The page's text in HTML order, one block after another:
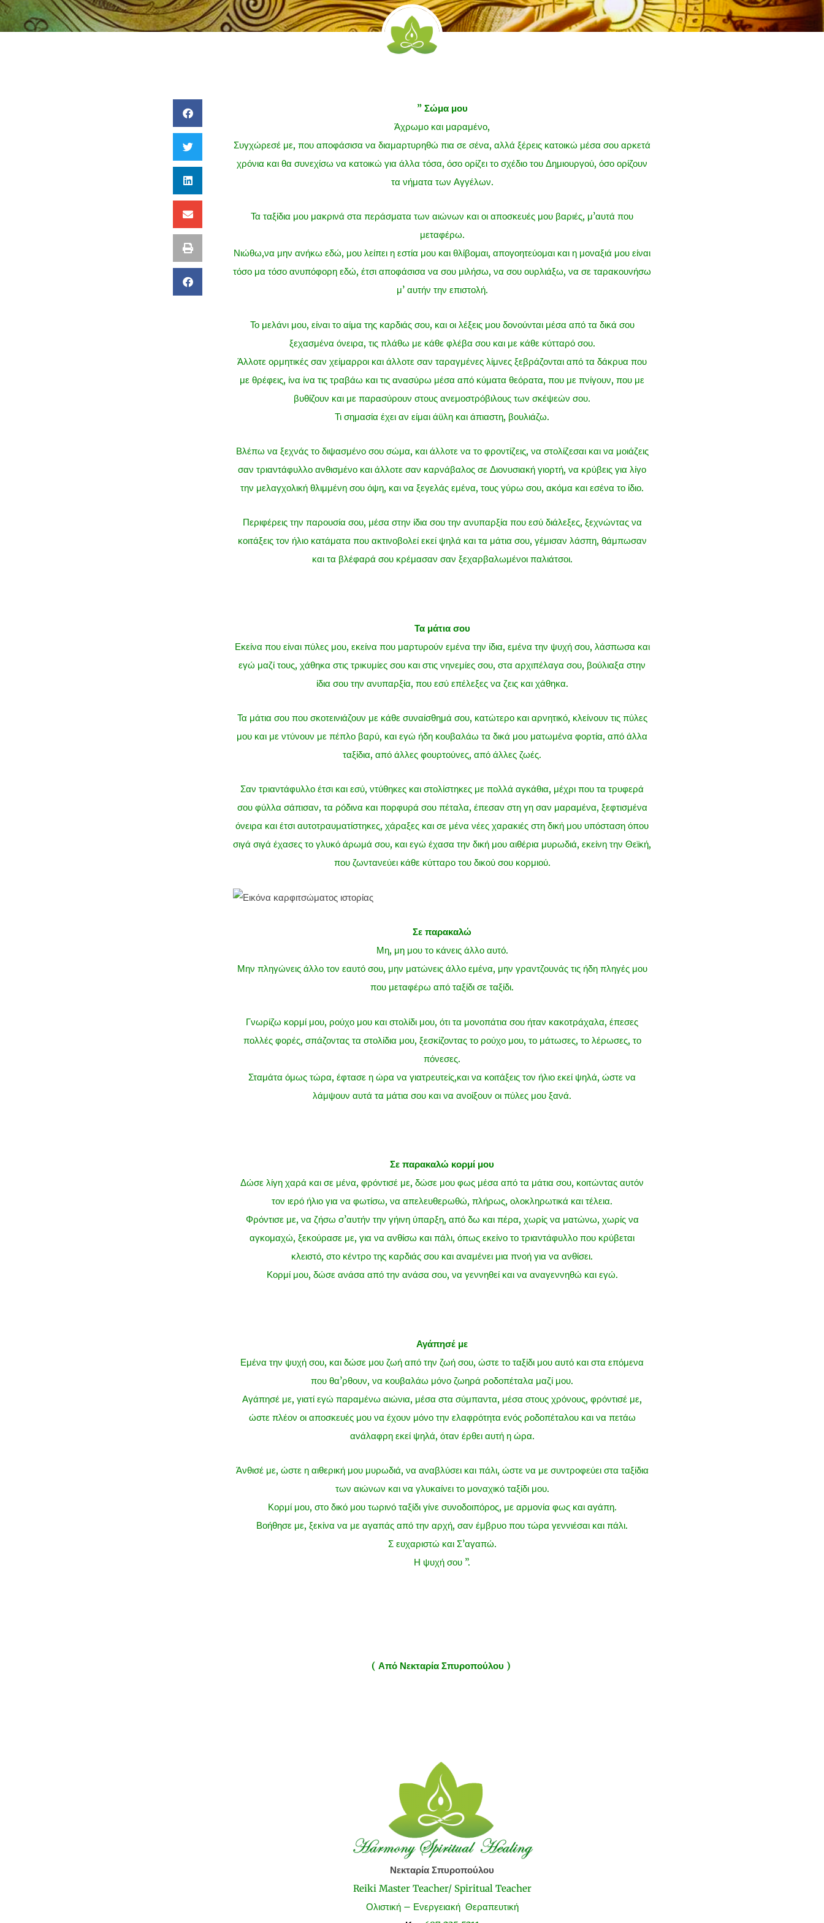
” Σώμα μου
Άχρωμο και μαραμένο,
Συγχώρεσέ με, που αποφάσισα να διαμαρτυρηθώ πια σε σένα, αλλά ξέρεις κατοικώ μέσα σου αρκετά
χρόνια και θα συνεχίσω να κατοικώ για άλλα τόσα, όσο ορίζει το σχέδιο του Δημιουργού, όσο ορίζουν
τα νήματα των Αγγέλων.
Τα ταξίδια μου μακρινά στα περάσματα των αιώνων και οι αποσκευές μου βαριές, μ’αυτά που
μεταφέρω.
Νιώθω,να μην ανήκω εδώ, μου λείπει η εστία μου και θλίβομαι, απογοητεύομαι και η μοναξιά μου είναι
τόσο μα τόσο ανυπόφορη εδώ, έτσι αποφάσισα να σου μιλήσω, να σου ουρλιάξω, να σε ταρακουνήσω
μ’ αυτήν την επιστολή.
Το μελάνι μου, είναι το αίμα της καρδιάς σου, και οι λέξεις μου δονούνται μέσα από τα δικά σου
ξεχασμένα όνειρα, τις πλάθω με κάθε φλέβα σου και με κάθε κύτταρό σου.
Άλλοτε ορμητικές σαν χείμαρροι και άλλοτε σαν ταραγμένες λίμνες ξεβράζονται από τα δάκρυα που
με θρέφεις, ίνα ίνα τις τραβάω και τις ανασύρω μέσα από κύματα θεόρατα, που με πνίγουν, που με
βυθίζουν και με παρασύρουν στους ανεμοστρόβιλους των σκέψεών σου.
Τι σημασία έχει αν είμαι άϋλη και άπιαστη, βουλιάζω.
Βλέπω να ξεχνάς το διψασμένο σου σώμα, και άλλοτε να το φροντίζεις, να στολίζεσαι και να μοιάζεις
σαν τριαντάφυλλο ανθισμένο και άλλοτε σαν καρνάβαλος σε Διονυσιακή γιορτή, να κρύβεις για λίγο
την μελαγχολική θλιμμένη σου όψη, και να ξεγελάς εμένα, τους γύρω σου, ακόμα και εσένα το ίδιο.
Περιφέρεις την παρουσία σου, μέσα στην ίδια σου την ανυπαρξία που εσύ διάλεξες, ξεχνώντας να
κοιτάξεις τον ήλιο κατάματα που ακτινοβολεί εκεί ψηλά και τα μάτια σου, γέμισαν λάσπη, θάμπωσαν
και τα βλέφαρά σου κρέμασαν σαν ξεχαρβαλωμένοι παλιάτσοι.
Τα μάτια σου
Εκείνα που είναι πύλες μου, εκείνα που μαρτυρούν εμένα την ίδια, εμένα την ψυχή σου, λάσπωσα και
εγώ μαζί τους, χάθηκα στις τρικυμίες σου και στις νηνεμίες σου, στα αρχιπέλαγα σου, βούλιαξα στην
ίδια σου την ανυπαρξία, που εσύ επέλεξες να ζεις και χάθηκα.
Τα μάτια σου που σκοτεινιάζουν με κάθε συναίσθημά σου, κατώτερο και αρνητικό, κλείνουν τις πύλες
μου και με ντύνουν με πέπλο βαρύ, και εγώ ήδη κουβαλάω τα δικά μου ματωμένα φορτία, από άλλα
ταξίδια, από άλλες φουρτούνες, από άλλες ζωές.
Σαν τριαντάφυλλο έτσι και εσύ, ντύθηκες και στολίστηκες με πολλά αγκάθια, μέχρι που τα τρυφερά
σου φύλλα σάπισαν, τα ρόδινα και πορφυρά σου πέταλα, έπεσαν στη γη σαν μαραμένα, ξεφτισμένα
όνειρα και έτσι αυτοτραυματίστηκες, χάραξες και σε μένα νέες χαρακιές στη δική μου υπόσταση όπου
σιγά σιγά έχασες το γλυκό άρωμά σου, και εγώ έχασα την δική μου αιθέρια μυρωδιά, εκείνη την Θεϊκή,
που ζωντανεύει κάθε κύτταρο του δικού σου κορμιού.
Σε παρακαλώ
Μη, μη μου το κάνεις άλλο αυτό.
Μην πληγώνεις άλλο τον εαυτό σου, μην ματώνεις άλλο εμένα, μην γραντζουνάς τις ήδη πληγές μου
που μεταφέρω από ταξίδι σε ταξίδι.
Γνωρίζω κορμί μου, ρούχο μου και στολίδι μου, ότι τα μονοπάτια σου ήταν κακοτράχαλα, έπεσες
πολλές φορές, σπάζοντας τα στολίδια μου, ξεσκίζοντας το ρούχο μου, το μάτωσες, το λέρωσες, το
πόνεσες.
Σταμάτα όμως τώρα, έφτασε η ώρα να γιατρευτείς,και να κοιτάξεις τον ήλιο εκεί ψηλά, ώστε να
λάμψουν αυτά τα μάτια σου και να ανοίξουν οι πύλες μου ξανά.
Σε παρακαλώ κορμί μου
Δώσε λίγη χαρά και σε μένα, φρόντισέ με, δώσε μου φως μέσα από τα μάτια σου, κοιτώντας αυτόν
τον ιερό ήλιο για να φωτίσω, να απελευθερωθώ, πλήρως, ολοκληρωτικά και τέλεια.
Φρόντισε με, να ζήσω σ’αυτήν την γήινη ύπαρξη, από δω και πέρα, χωρίς να ματώνω, χωρίς να
αγκομαχώ, ξεκούρασε με, για να ανθίσω και πάλι, όπως εκείνο το τριαντάφυλλο που κρύβεται
κλειστό, στο κέντρο της καρδιάς σου και αναμένει μια πνοή για να ανθίσει.
Κορμί μου, δώσε ανάσα από την ανάσα σου, να γεννηθεί και να αναγεννηθώ και εγώ.
Αγάπησέ με
Εμένα την ψυχή σου, και δώσε μου ζωή από την ζωή σου, ώστε το ταξίδι μου αυτό και στα επόμενα
που θα’ρθουν, να κουβαλάω μόνο ζωηρά ροδοπέταλα μαζί μου.
Αγάπησέ με, γιατί εγώ παραμένω αιώνια, μέσα στα σύμπαντα, μέσα στους χρόνους, φρόντισέ με,
ώστε πλέον οι αποσκευές μου να έχουν μόνο την ελαφρότητα ενός ροδοπέταλου και να πετάω
ανάλαφρη εκεί ψηλά, όταν έρθει αυτή η ώρα.
Άνθισέ με, ώστε η αιθερική μου μυρωδιά, να αναβλύσει και πάλι, ώστε να με συντροφεύει στα ταξίδια
των αιώνων και να γλυκαίνει το μοναχικό ταξίδι μου.
Κορμί μου, στο δικό μου τωρινό ταξίδι γίνε συνοδοιπόρος, με αρμονία φως και αγάπη.
Βοήθησε με, ξεκίνα να με αγαπάς από την αρχή, σαν έμβρυο που τώρα γεννιέσαι και πάλι.
Σ ευχαριστώ και Σ’αγαπώ.
Η ψυχή σου ”.
( Από Νεκταρία Σπυροπούλου )
Νεκταρία Σπυροπούλου
Reiki Master Teacher/ Spiritual Teacher
Ολιστική – Ενεργειακή Θεραπευτική